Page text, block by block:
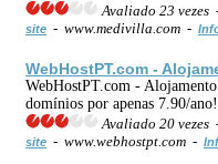
Avaliado 23 vezes
site - www.medivilla.com -
WebHostPT.com -
WebHostPT.com -
domínios por apenas 7.90/ano!
Avaliado 20 vezes
site - www.webhostpt.com -